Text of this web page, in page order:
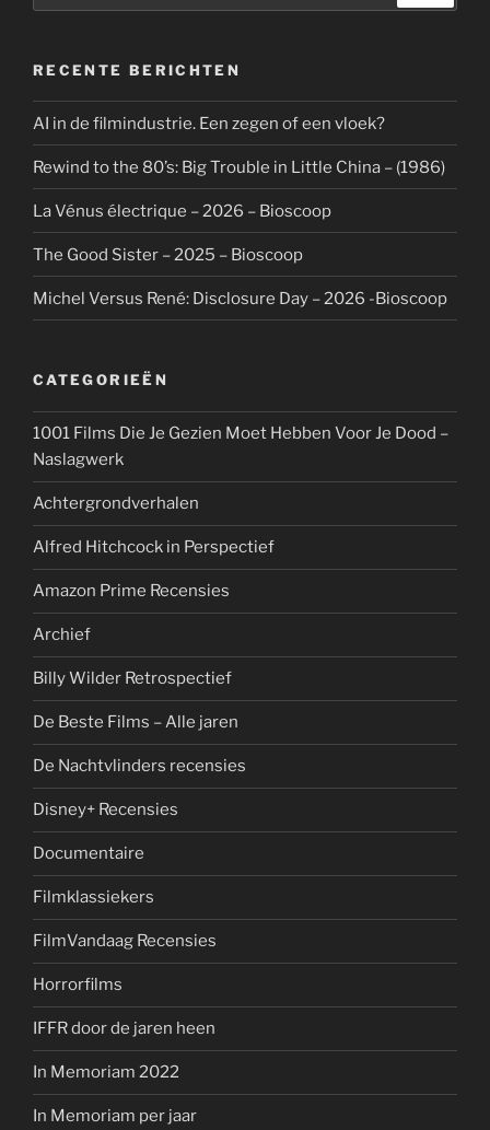
RECENTE BERICHTEN
AI in de filmindustrie. Een zegen of een vloek?
Rewind to the 80’s: Big Trouble in Little China – (1986)
La Vénus électrique – 2026 – Bioscoop
The Good Sister – 2025 – Bioscoop
Michel Versus René: Disclosure Day – 2026 -Bioscoop
CATEGORIEËN
1001 Films Die Je Gezien Moet Hebben Voor Je Dood –
Naslagwerk
Achtergrondverhalen
Alfred Hitchcock in Perspectief
Amazon Prime Recensies
Archief
Billy Wilder Retrospectief
De Beste Films – Alle jaren
De Nachtvlinders recensies
Disney+ Recensies
Documentaire
Filmklassiekers
FilmVandaag Recensies
Horrorfilms
IFFR door de jaren heen
In Memoriam 2022
In Memoriam per jaar